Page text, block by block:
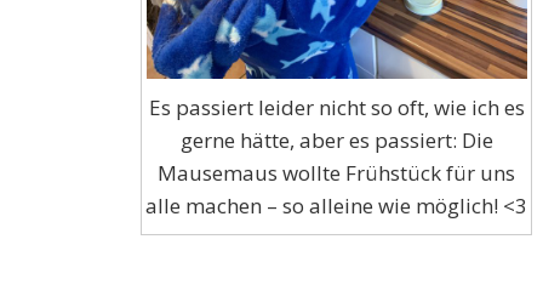
Es passiert leider nicht so oft, wie ich es
gerne hätte, aber es passiert: Die
Mausemaus wollte Frühstück für uns
alle machen – so alleine wie möglich! <3